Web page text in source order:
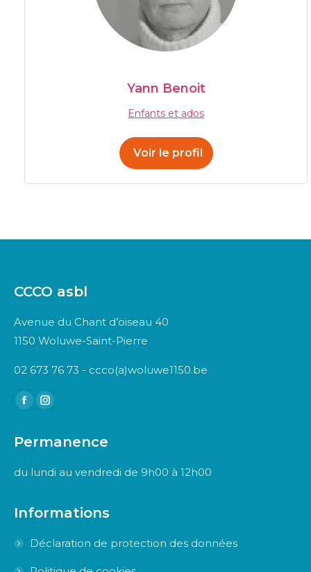
Yann Benoit
Enfants et ados
Voir le profil
CCCO asbl
Avenue du Chant d’oiseau 40
1150 Woluwe-Saint-Pierre
02 673 76 73 - ccco(a)woluwe1150.be
Trouvez nous sur :
Facebook
opens
Instagram
opens
Permanence
du lundi au vendredi de 9h00 à 12h00
Informations
Déclaration de protection des données